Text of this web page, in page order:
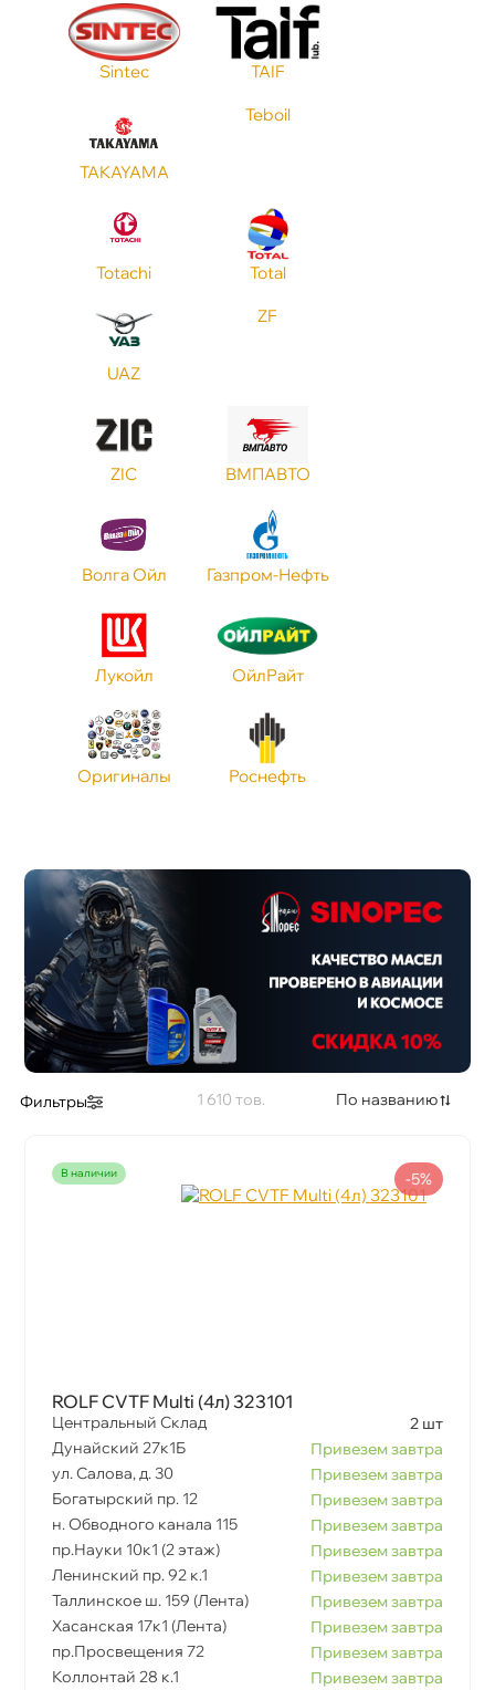
Sintec TAIF
TAKAYAMA
Teboil
Totachi Total
UAZ
ZF
ZIC МПАВТО
олга Ойл Газпром-Нефть
Лукойл ОйлРайт
Оригиналы Роснефть
Фильтры 1 610 По названию
наличии
ROLF CVTF Multi (4л) 323101
Центральный Склад
2 шт
Дунайский 27к1Б
Привезем завтра
ул. Салова, д. 30
Привезем завтра
Богатырский пр. 12
Привезем завтра
н. Обводного канала 115
Привезем завтра
пр.Науки 10к1 (2 этаж)
Привезем завтра
Ленинский пр. 92 к.1
Привезем завтра
Таллинское ш. 159 (Лента)
Привезем завтра
Хасанская 17к1 (Лента)
Привезем завтра
пр.Просвещения 72
Привезем завтра
Коллонтай 28 к.1
Привезем завтра
-5%